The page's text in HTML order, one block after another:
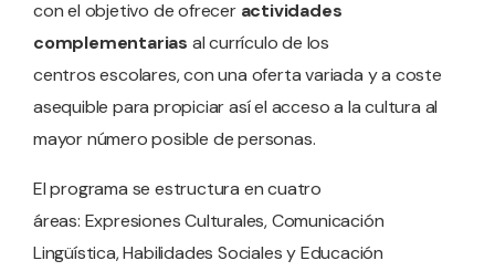
con el objetivo de ofrecer actividades
complementarias al currículo de los
centrosescolares,con una oferta variada y a coste
asequible para propiciar así el acceso a la cultura al
mayor número posible de personas.
El programa se estructura en cuatro
áreas: Expresiones Culturales, Comunicación
Lingüística, Habilidades Sociales y Educación